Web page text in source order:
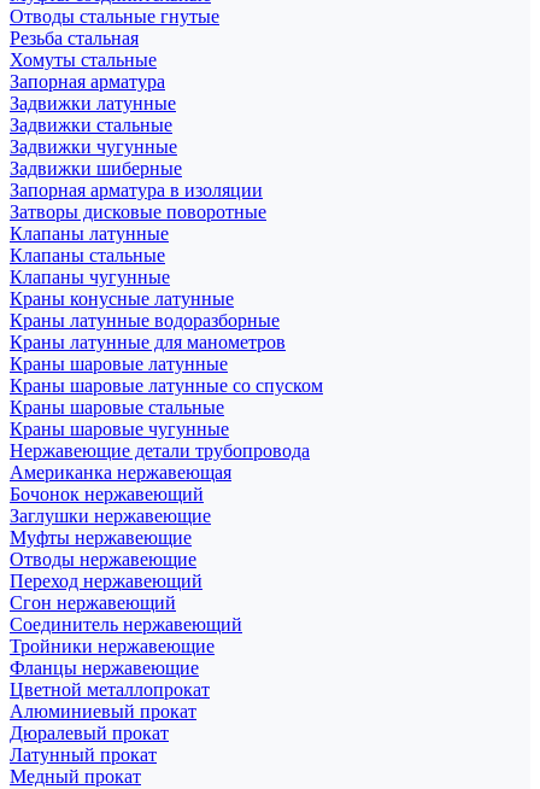
Отводы стальные гнутые
Резьба стальная
Хомуты стальные
Запорная арматура
Задвижки латунные
Задвижки стальные
Задвижки чугунные
Задвижки шиберные
Запорная арматура в изоляции
Затворы дисковые поворотные
Клапаны латунные
Клапаны стальные
Клапаны чугунные
Краны конусные латунные
Краны латунные водоразборные
Краны латунные для манометров
Краны шаровые латунные
Краны шаровые латунные со спуском
Краны шаровые стальные
Краны шаровые чугунные
Нержавеющие детали трубопровода
Американка нержавеющая
Бочонок нержавеющий
Заглушки нержавеющие
Муфты нержавеющие
Отводы нержавеющие
Переход нержавеющий
Сгон нержавеющий
Соединитель нержавеющий
Тройники нержавеющие
Фланцы нержавеющие
Цветной металлопрокат
Алюминиевый прокат
Дюралевый прокат
Латунный прокат
Медный прокат